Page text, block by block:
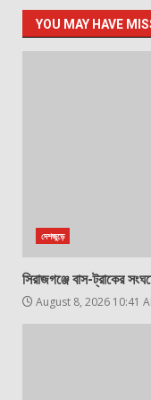
YOU MAY HAVE
দেশজুড়ে
সিরাজগঞ্জে বাস-ট্রাকের
August 8, 2026 10:41